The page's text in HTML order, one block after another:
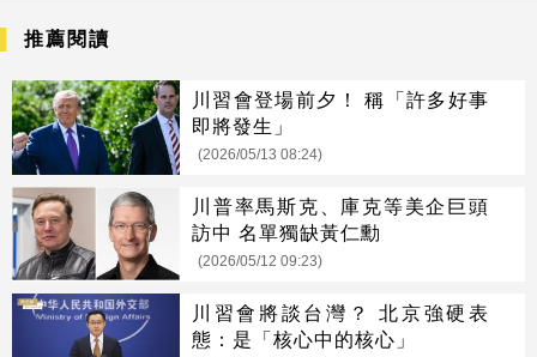
推薦閱讀
川習會登場前夕！ 稱「許多好事
即將發生」
(2026/05/13 08:24)
川普率馬斯克、庫克等美企巨頭
訪中 名單獨缺黃仁勳
(2026/05/12 09:23)
川習會將談台灣？ 北京強硬表
態：是「核心中的核心」